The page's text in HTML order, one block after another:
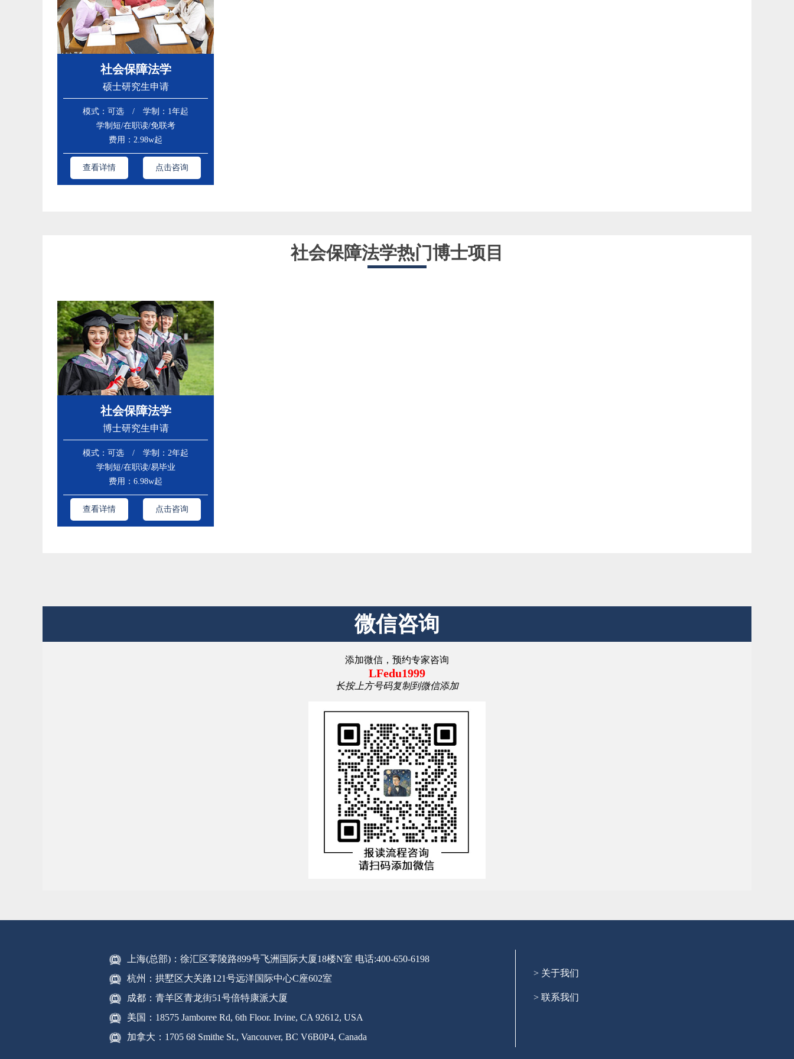
社会保障法学
硕士研究生申请
模式：可选 / 学制：1年起
学制短/在职读/免联考
费用：2.98w起
查看详情 点击咨询
社会保障法学热门博士项目
社会保障法学
博士研究生申请
模式：可选 / 学制：2年起
学制短/在职读/易毕业
费用：6.98w起
查看详情 点击咨询
微信咨询
添加微信，预约专家咨询
LFedu1999
长按上方号码复制到微信添加
上海(总部)：徐汇区零陵路899号飞洲国际大厦18楼N室 电话:400-650-6198
杭州：拱墅区大关路121号远洋国际中心C座602室
成都：青羊区青龙街51号倍特康派大厦
美国：18575 Jamboree Rd, 6th Floor. Irvine, CA 92612, USA
加拿大：1705 68 Smithe St., Vancouver, BC V6B0P4, Canada
> 关于我们
> 联系我们